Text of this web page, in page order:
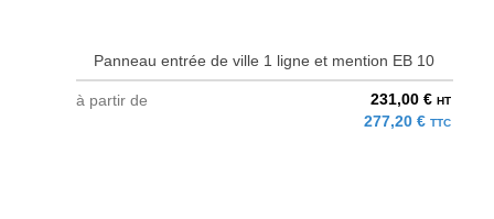
Panneau entrée de ville 1 ligne et mention EB 10
à partir de 231,00 € HT
277,20 € TTC